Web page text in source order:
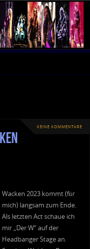
KEINE KOMMENTARE
Wacken 2023 kommt (für
mich) langsam zum Ende.
Als letzten Act schaue ich
mir „Der W“ auf der
Headbanger Stage an.